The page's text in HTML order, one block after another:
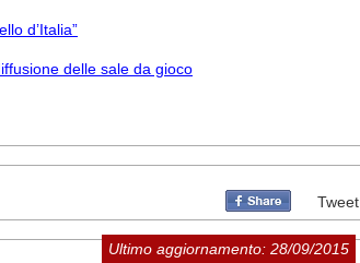
d’Italia”
delle sale da gioco
Tweet
Ultimo aggiornamento: 28/09/2015